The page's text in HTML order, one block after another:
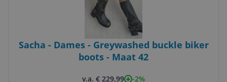
Sacha - Dames - Greywashed buckle biker
boots - Maat 42
v.a. € 229,99 -2%